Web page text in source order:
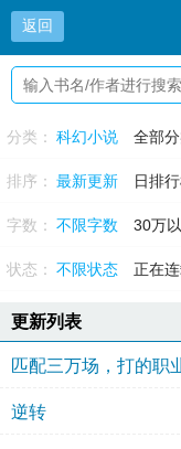
返回
分类： 全部
科幻小说
排序： 日排
最新更新
字数： 不限字数 30万
状态： 不限状态 正在
更新列表
匹配三万场，打的职
逆转